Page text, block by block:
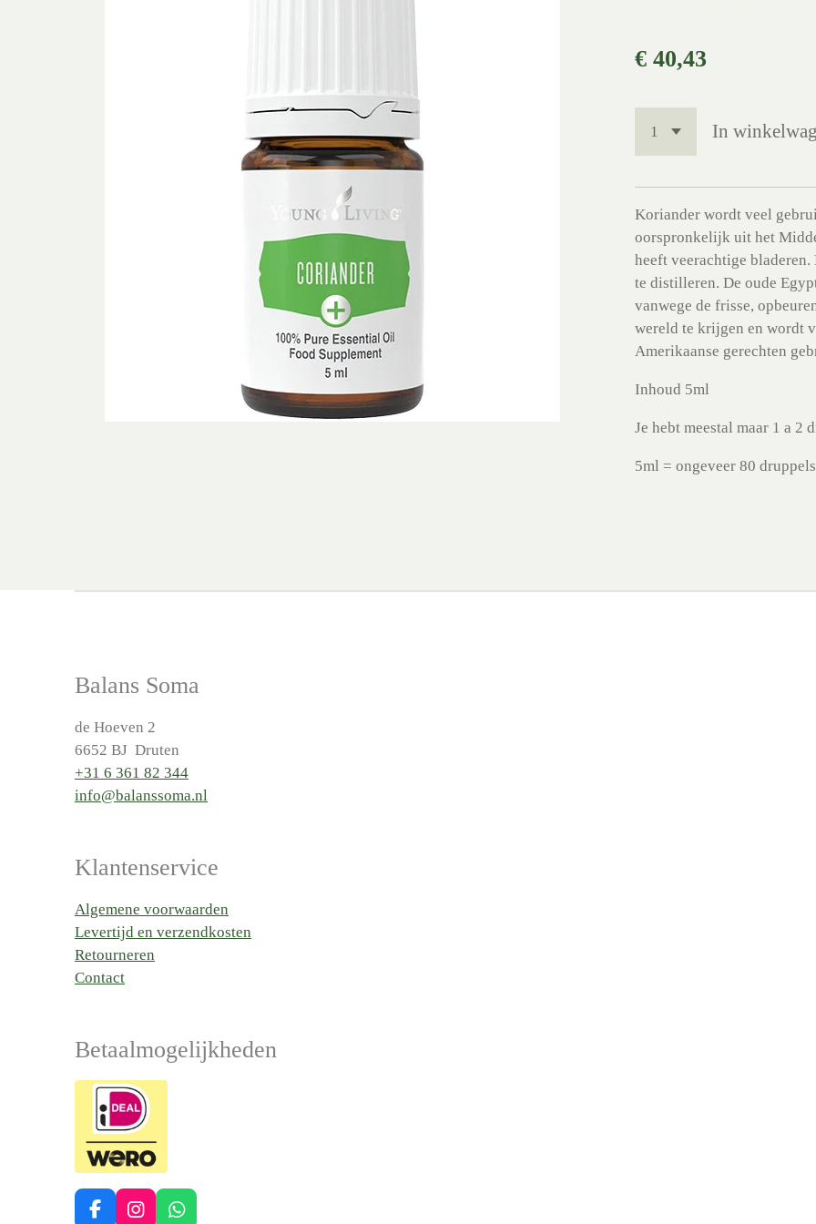
€ 40,43
In
Koriander wordt veel
oorspronkelijk uit het
heeft veerachtige
te distilleren. De oude
vanwege de frisse,
wereld te krijgen en wordt
Amerikaanse gerechten
Inhoud 5ml
Je hebt meestal maar 1 a 2
5ml = ongeveer 80 druppels
Balans Soma
de Hoeven 2
6652 BJ Druten
+31 6 361 82 344
info@balanssoma.nl
Klantenservice
Algemene voorwaarden
Levertijd en verzendkosten
Retourneren
Contact
Betaalmogelijkheden
F I W